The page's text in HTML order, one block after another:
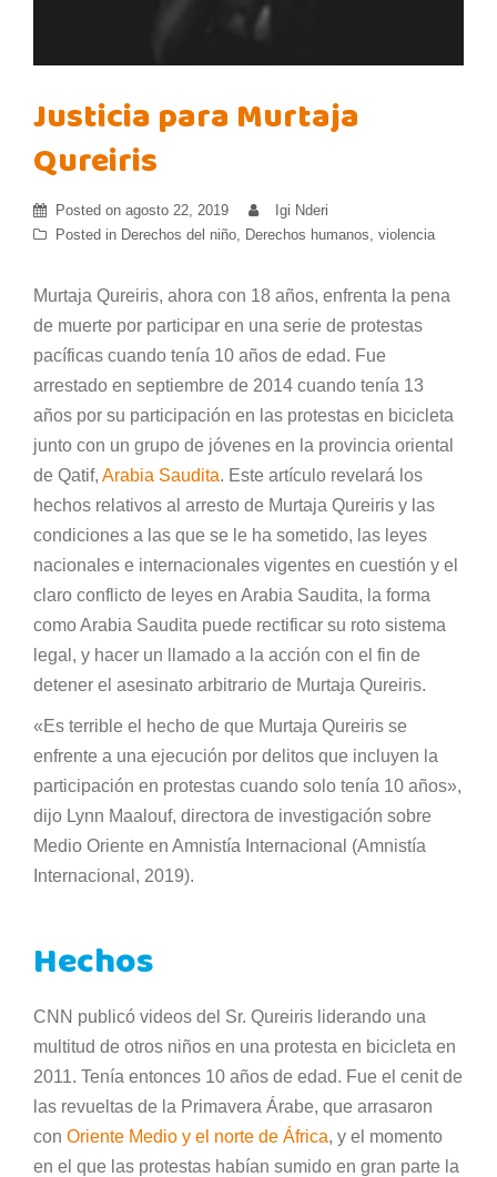
Justicia para Murtaja
Qureiris
Posted on agosto 22, 2019
Igi Nderi
Posted in Derechos del niño Derechos humanos violencia
Murtaja Qureiris, ahora con 18 años, enfrenta la pena
de muerte por participar en una serie de protestas
pacíficas cuando tenía 10 años de edad. Fue
arrestado en septiembre de 2014 cuando tenía 13
años por su participación en las protestas en bicicleta
junto con un grupo de jóvenes en la provincia oriental
de Qatif, Arabia Saudita. Este artículo revelará los
hechos relativos al arresto de Murtaja Qureiris y las
condiciones a las que se le ha sometido, las leyes
nacionales e internacionales vigentes en cuestión y el
claro conflicto de leyes en Arabia Saudita, la forma
como Arabia Saudita puede rectificar su roto sistema
legal, y hacer un llamado a la acción con el fin de
detener el asesinato arbitrario de Murtaja Qureiris.
«Es terrible el hecho de que Murtaja Qureiris se
enfrente a una ejecución por delitos que incluyen la
participación en protestas cuando solo tenía 10 años»,
dijo Lynn Maalouf, directora de investigación sobre
Medio Oriente en Amnistía Internacional (Amnistía
Internacional, 2019).
Hechos
CNN publicó videos del Sr. Qureiris liderando una
multitud de otros niños en una protesta en bicicleta en
2011. Tenía entonces 10 años de edad. Fue el cenit de
las revueltas de la Primavera Árabe, que arrasaron
con Oriente Medio y el norte de África, y el momento
en el que las protestas habían sumido en gran parte la